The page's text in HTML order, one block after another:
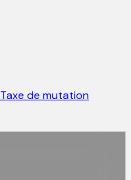
Taxe de mutation